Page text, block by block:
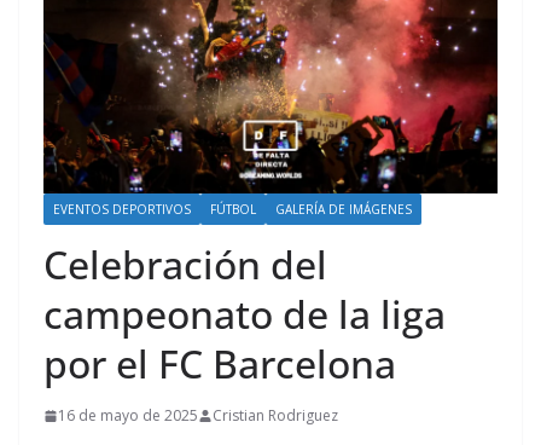
EVENTOS DEPORTIVOS FÚTBOL GALERÍA DE IMÁGENES
Celebración del
campeonato de la liga
por el FC Barcelona
16 de mayo de 2025 Cristian Rodriguez